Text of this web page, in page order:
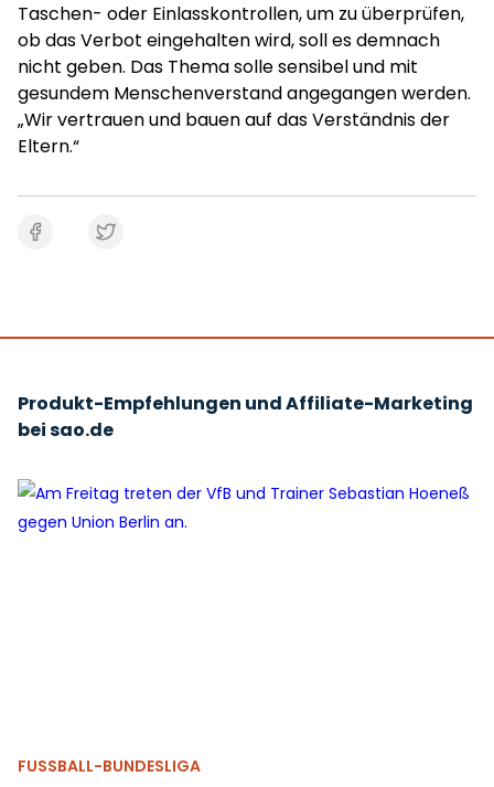
Taschen- oder Einlasskontrollen, um zu überprüfen,
ob das Verbot eingehalten wird, soll es demnach
nicht geben. Das Thema solle sensibel und mit
gesundem Menschenverstand angegangen werden.
„Wir vertrauen und bauen auf das Verständnis der
Eltern.“
Produkt-Empfehlungen und Affiliate-Marketing
bei sao.de
FUSSBALL-BUNDESLIGA